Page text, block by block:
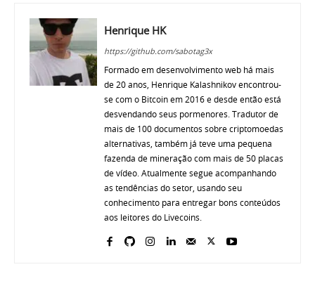
Henrique HK
https://github.com/sabotag3x
Formado em desenvolvimento web há mais
de 20 anos, Henrique Kalashnikov encontrou-
se com o Bitcoin em 2016 e desde então está
desvendando seus pormenores. Tradutor de
mais de 100 documentos sobre criptomoedas
alternativas, também já teve uma pequena
fazenda de mineração com mais de 50 placas
de vídeo. Atualmente segue acompanhando
as tendências do setor, usando seu
conhecimento para entregar bons conteúdos
aos leitores do Livecoins.